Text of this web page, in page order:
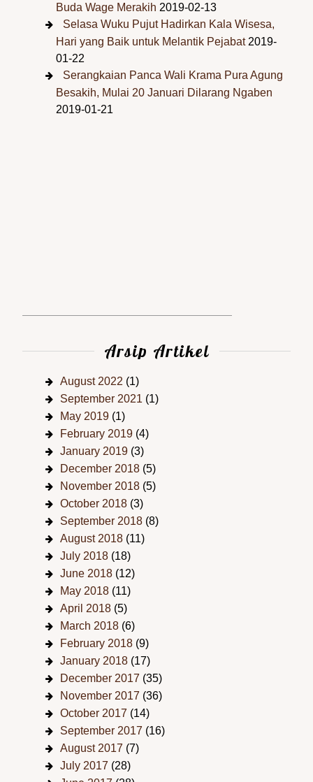
Buda Wage Merakih 2019-02-13
Selasa Wuku Pujut Hadirkan Kala Wisesa,
Hari yang Baik untuk Melantik Pejabat 2019-
01-22
Serangkaian Panca Wali Krama Pura Agung
Besakih, Mulai 20 Januari Dilarang Ngaben
2019-01-21
Arsip Artikel
August 2022 (1)
September 2021 (1)
May 2019 (1)
February 2019 (4)
January 2019 (3)
December 2018 (5)
November 2018 (5)
October 2018 (3)
September 2018 (8)
August 2018 (11)
July 2018 (18)
June 2018 (12)
May 2018 (11)
April 2018 (5)
March 2018 (6)
February 2018 (9)
January 2018 (17)
December 2017 (35)
November 2017 (36)
October 2017 (14)
September 2017 (16)
August 2017 (7)
July 2017 (28)